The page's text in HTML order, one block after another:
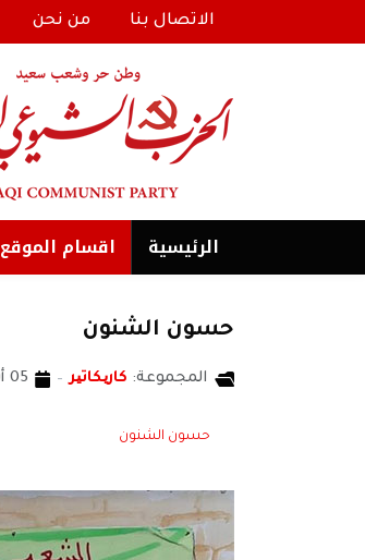
الاتصال بنا من نحن
الرئیسية اقسام الموقع
حسون الشنون
المجموعة: كاریكاتیر 05 أيار 2020
حسون الشنون